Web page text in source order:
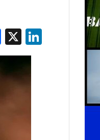
Facebook
X